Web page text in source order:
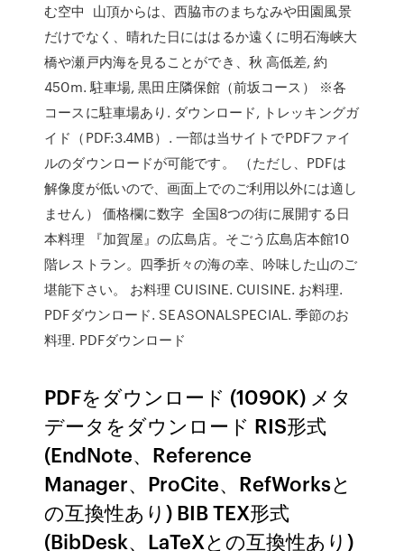
む空中 山頂からは、西脇市のまちなみや田園風景
だけでなく、晴れた日にははるか遠くに明石海峡大
橋や瀬戸内海を見ることができ、秋 高低差, 約
450m. 駐車場, 黒田庄隣保館（前坂コース） ※各
コースに駐車場あり. ダウンロード, トレッキングガ
イド（PDF:3.4MB）. 一部は当サイトでPDFファイ
ルのダウンロードが可能です。 （ただし、PDFは
解像度が低いので、画面上でのご利用以外には適し
ません） 価格欄に数字 全国8つの街に展開する日
本料理 『加賀屋』の広島店。そごう広島店本館10
階レストラン。四季折々の海の幸、吟味した山のご
堪能下さい。 お料理 CUISINE. CUISINE. お料理.
PDFダウンロード. SEASONALSPECIAL. 季節のお
料理. PDFダウンロード
PDFをダウンロード (1090K) メタ
データをダウンロード RIS形式
(EndNote、Reference
Manager、ProCite、RefWorksと
の互換性あり) BIB TEX形式
(BibDesk、LaTeXとの互換性あり)